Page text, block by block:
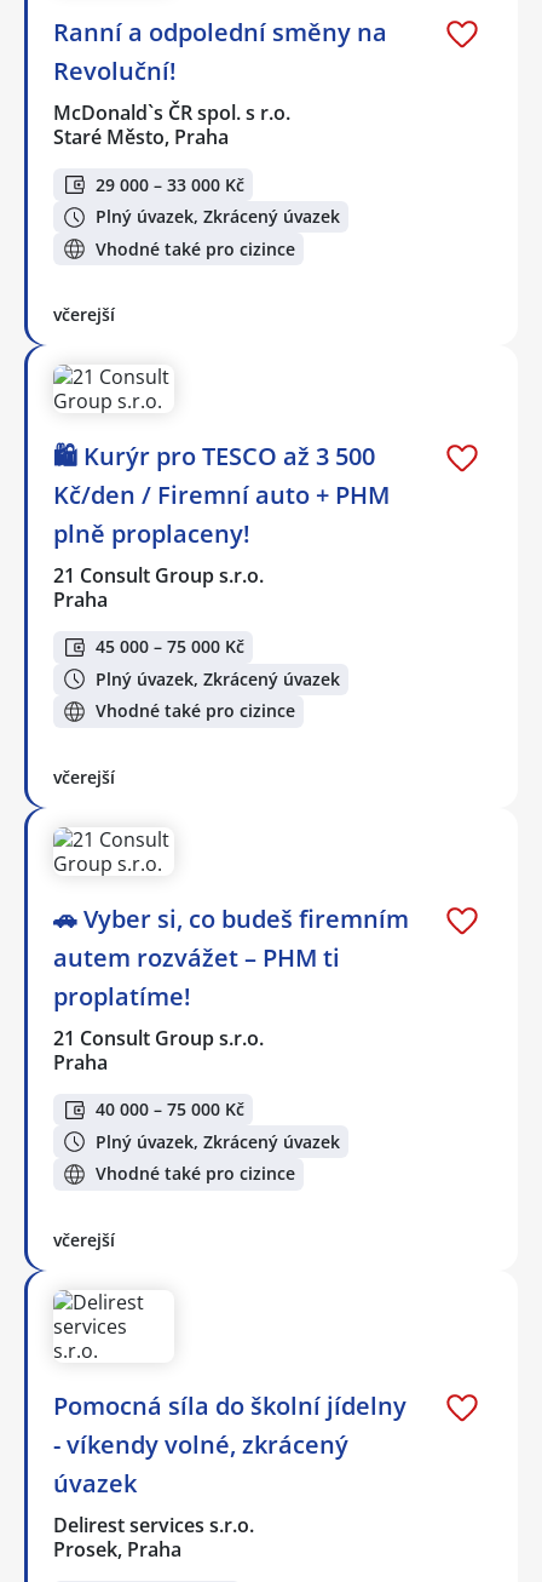
Ranní a odpolední směny na
Revoluční!
McDonald`s ČR spol. s r.o.
Staré Město, Praha
29 000 – 33 000 Kč
Plný úvazek, Zkrácený úvazek
Vhodné také pro cizince
včerejší
🛍️ Kurýr pro TESCO až 3 500
Kč/den / Firemní auto + PHM
plně proplaceny!
21 Consult Group s.r.o.
Praha
45 000 – 75 000 Kč
Plný úvazek, Zkrácený úvazek
Vhodné také pro cizince
včerejší
🚗 Vyber si, co budeš firemním
autem rozvážet – PHM ti
proplatíme!
21 Consult Group s.r.o.
Praha
40 000 – 75 000 Kč
Plný úvazek, Zkrácený úvazek
Vhodné také pro cizince
včerejší
Pomocná síla do školní jídelny
- víkendy volné, zkrácený
úvazek
Delirest services s.r.o.
Prosek, Praha